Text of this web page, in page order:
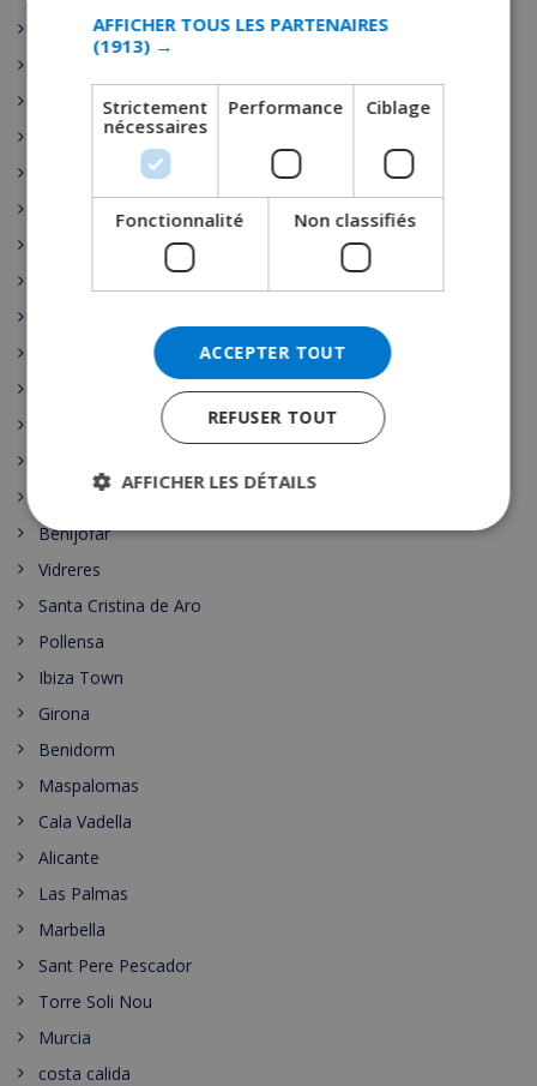
Santa Susanna
L’Estartit
Sant Feliu de Guixols
Sant Josep de sa Talaia
Benijófar
Vidreres
Santa Cristina de Aro
Pollensa
Ibiza Town
Girona
Benidorm
Maspalomas
Cala Vadella
Alicante
Las Palmas
Marbella
Sant Pere Pescador
Torre Soli Nou
Murcia
costa calida
DANISH
AFFICHER TOUS LES PARTENAIRES
(1913) →
Strictement
nécessaires
Performance Ciblage
Fonctionnalité Non classifiés
ACCEPTER TOUT
REFUSER TOUT
AFFICHER LES DÉTAILS